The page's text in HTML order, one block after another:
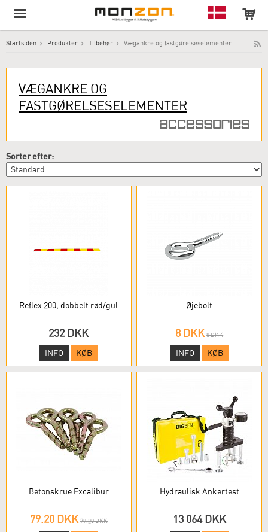
Startsiden Produkter Tilbehør Vægankre og fastgørelseselementer
VÆGANKRE OG
FASTGØRELSESELEMENTER
Sorter efter:
Reflex 200, dobbelt rød/gul
232 DKK
INFO KØB
Øjebolt
8 DKK 8 DKK
INFO KØB
Betonskrue Excalibur
79.20 DKK 79.20 DKK
Hydraulisk Ankertest
13 064 DKK